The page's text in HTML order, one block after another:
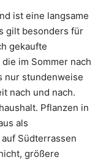
ist eine langsame
gilt besonders für
gekaufte
im Sommer nach
nur stundenweise
nach und nach.
Pflanzen in
als
Südterrassen
größere